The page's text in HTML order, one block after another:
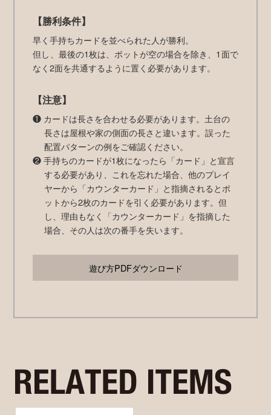
【勝利条件】
早く手持ちカードを並べられた人が勝利。
但し、最後の1枚は、ポットが空の場合を除き、1面で
なく2面を共通するように置く必要があります。
【注意】
❶ カードは長さを合わせる必要があります。土台の
長さは屋根や家の側面の長さと違います。誤った
配置パターンの例をご確認ください。
❷ 手持ちのカードが1枚になったら「カード」と宣言
する必要があり、これを忘れた場合、他のプレイ
ヤーから「カウンターカード」と指摘されるとポ
ットから2枚のカードを引く必要があります。但
し、理由もなく「カウンターカード」を指摘した
場合、その人は次の番手を失います。
遊び方PDFダウンロード